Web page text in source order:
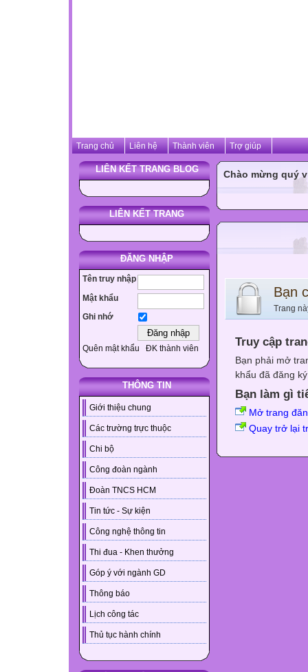
Trang chủ Liên hệ Thành viên Trợ giúp
LIÊN KẾT TRANG BLOG
LIÊN KẾT TRANG
ĐĂNG NHẬP
Tên truy nhập
Mật khẩu
Ghi nhớ
Quên mật khẩu ĐK thành viên
THÔNG TIN
Giới thiệu chung
Các trường trực thuộc
Chi bộ
Công đoàn ngành
Đoàn TNCS HCM
Tin tức - Sự kiện
Công nghệ thông tin
Thi đua - Khen thưởng
Góp ý với ngành GD
Thông báo
Lịch công tác
Thủ tục hành chính
Chào mừng quý
Bạn
Trang
Truy cập
Bạn phải mở
khẩu đã đăng
Bạn làm gì
Mở trang
Quay trở lại